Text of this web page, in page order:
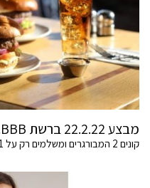
מבצע 22.2.22 ברשת BBB.
קונים 2 המבורגרים ומשלמים רק על 1! מסדרת ההמבורגרים הקלאסיים.